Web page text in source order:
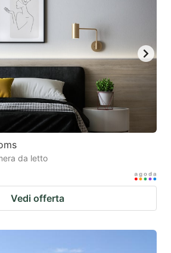
da letto
Vedi offerta